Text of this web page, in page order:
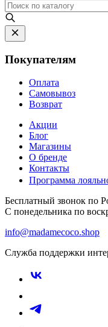
Покупателям
Оплата
Самовывоз
Возврат
Акции
Блог
Магазины
О бренде
Контакты
Программа
Бесплатный звонок по
С понедельника по
info@madamecoco.shop
Служба поддержки